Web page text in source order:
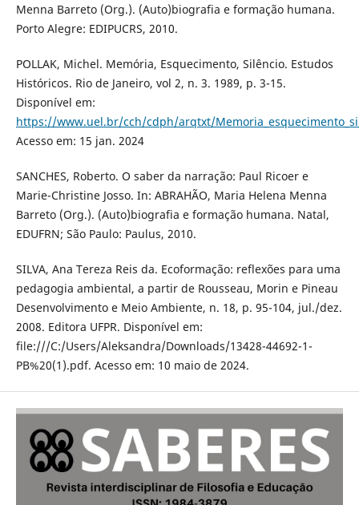
Menna Barreto (Org.). (Auto)biografia e formação humana.
Porto Alegre: EDIPUCRS, 2010.
POLLAK, Michel. Memória, Esquecimento, Silêncio. Estudos
Históricos. Rio de Janeiro, vol 2, n. 3. 1989, p. 3-15.
Disponível em:
https://www.uel.br/cch/cdph/arqtxt/
Acesso em: 15 jan. 2024
SANCHES, Roberto. O saber da narração: Paul Ricoer e
Marie-Christine Josso. In: ABRAHÃO, Maria Helena Menna
Barreto (Org.). (Auto)biografia e formação humana. Natal,
EDUFRN; São Paulo: Paulus, 2010.
SILVA, Ana Tereza Reis da. Ecoformação: reflexões para uma
pedagogia ambiental, a partir de Rousseau, Morin e Pineau
Desenvolvimento e Meio Ambiente, n. 18, p. 95-104, jul./dez.
2008. Editora UFPR. Disponível em:
file:///C:/Users/Aleksandra/Downloads/13428-44692-1-
PB%20(1).pdf. Acesso em: 10 maio de 2024.